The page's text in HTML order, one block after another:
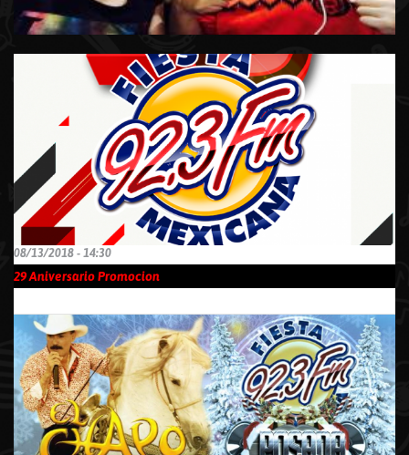
08/13/2018 - 14:30
29 Aniversario Promocion